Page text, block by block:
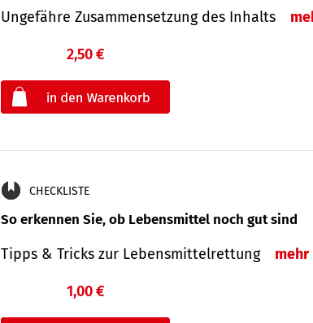
Ungefähre Zusammensetzung des Inhalts
2,50 €
CHECKLISTE
So erkennen Sie, ob Lebensmittel noch gut sind
Tipps & Tricks zur Lebensmittelrettung mehr
1,00 €